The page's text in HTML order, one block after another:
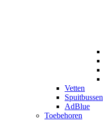
Vetten
Spuitbussen
AdBlue
Toebehoren